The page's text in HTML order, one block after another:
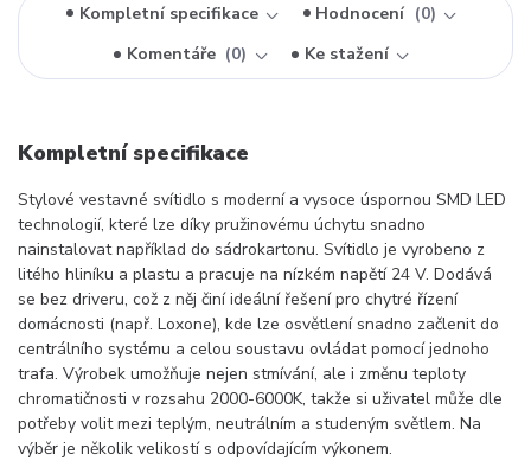
Kompletní specifikace Hodnocení
0
Komentáře
0 Ke stažení
Kompletní specifikace
Stylové vestavné svítidlo s moderní a vysoce úspornou SMD LED
technologií, které lze díky pružinovému úchytu snadno
nainstalovat například do sádrokartonu. Svítidlo je vyrobeno z
litého hliníku a plastu a pracuje na nízkém napětí 24 V. Dodává
se bez driveru, což z něj činí ideální řešení pro chytré řízení
domácnosti (např. Loxone), kde lze osvětlení snadno začlenit do
centrálního systému a celou soustavu ovládat pomocí jednoho
trafa. Výrobek umožňuje nejen stmívání, ale i změnu teploty
chromatičnosti v rozsahu 2000-6000K, takže si uživatel může dle
potřeby volit mezi teplým, neutrálním a studeným světlem. Na
výběr je několik velikostí s odpovídajícím výkonem.